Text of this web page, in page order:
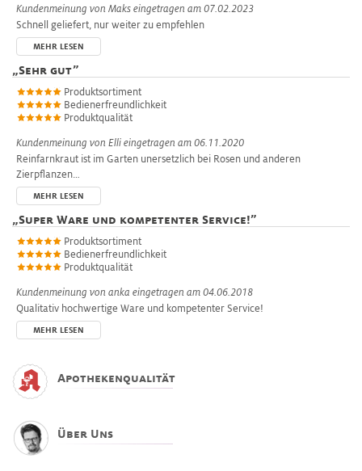
Kundenmeinung von Maks eingetragen am 07.02.2023
Schnell geliefert, nur weiter zu empfehlen
MEHR LESEN
„Sehr gut”
Produktsortiment
Bedienerfreundlichkeit
Produktqualität
Kundenmeinung von Elli eingetragen am 06.11.2020
Reinfarnkraut ist im Garten unersetzlich bei Rosen und anderen
Zierpflanzen…
MEHR LESEN
„Super Ware und kompetenter Service!”
Produktsortiment
Bedienerfreundlichkeit
Produktqualität
Kundenmeinung von anka eingetragen am 04.06.2018
Qualitativ hochwertige Ware und kompetenter Service!
MEHR LESEN
Apothekenqualität
Über Uns